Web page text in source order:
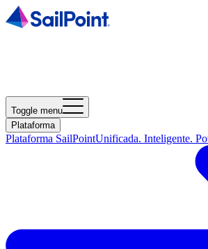
Toggle menu
Plataforma
Plataforma SailPointUnificada. Inteligente.